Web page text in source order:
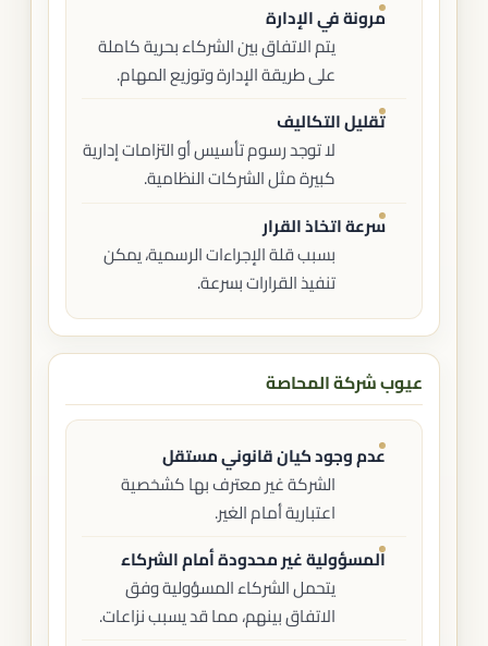
مرونة في الإدارة
يتم الاتفاق بين الشركاء بحرية كاملة
على طريقة الإدارة وتوزيع المهام.
تقليل التكاليف
لا توجد رسوم تأسيس أو التزامات إدارية
كبيرة مثل الشركات النظامية.
سرعة اتخاذ القرار
بسبب قلة الإجراءات الرسمية، يمكن
تنفيذ القرارات بسرعة.
عيوب شركة المحاصة
عدم وجود كيان قانوني مستقل
الشركة غير معترف بها كشخصية
اعتبارية أمام الغير.
المسؤولية غير محدودة أمام الشركاء
يتحمل الشركاء المسؤولية وفق
الاتفاق بينهم، مما قد يسبب نزاعات.